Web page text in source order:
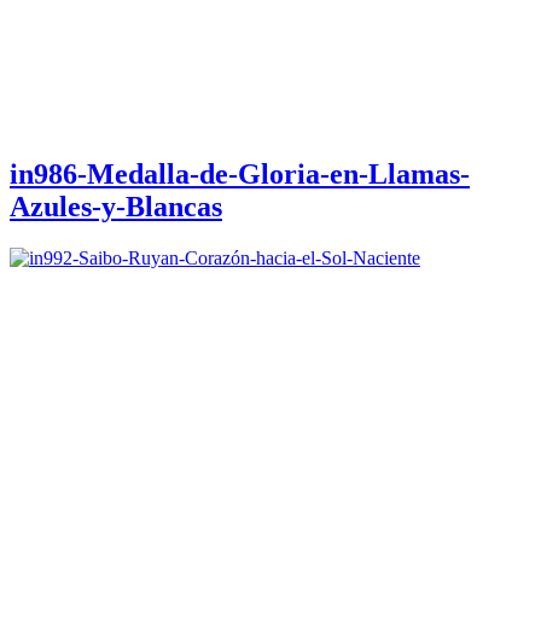
in986-Medalla-de-Gloria-en-Llamas-
Azules-y-Blancas